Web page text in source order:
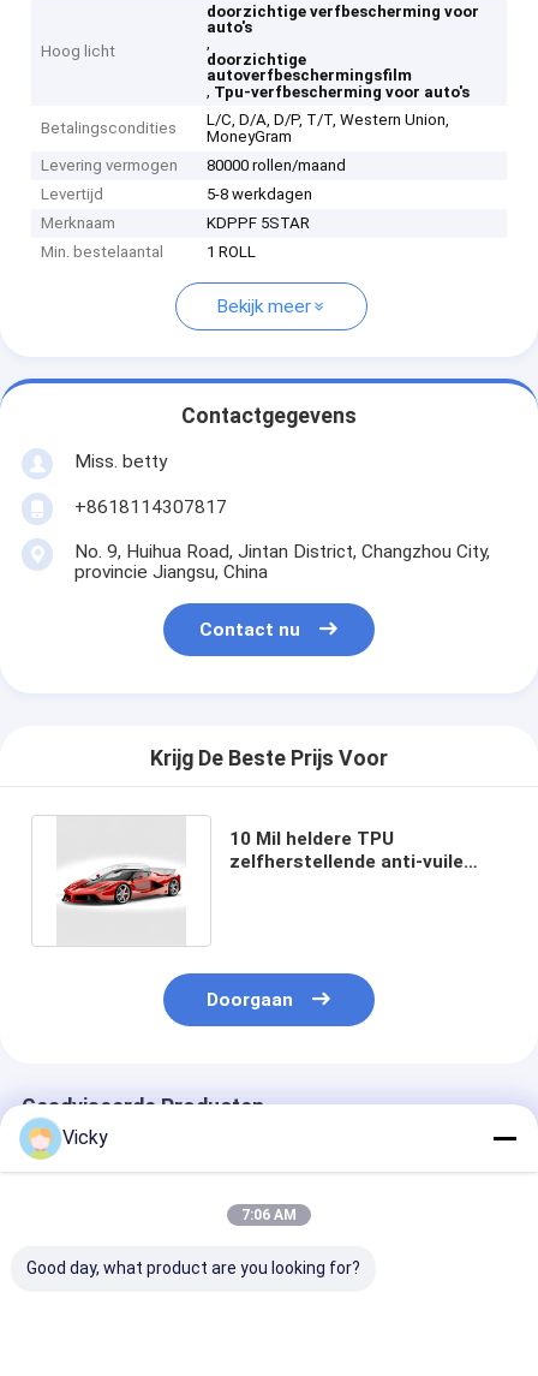
Hoog licht
doorzichtige verfbescherming voor
auto's
,
doorzichtige
autoverfbeschermingsfilm
, Tpu-verfbescherming voor auto's
Betalingscondities
L/C, D/A, D/P, T/T, Western Union,
MoneyGram
Levering vermogen
80000 rollen/maand
Levertijd
5-8 werkdagen
Merknaam
KDPPF 5STAR
Min. bestelaantal
1 ROLL
Bekijk meer
Contactgegevens
Miss. betty
+8618114307817
No. 9, Huihua Road, Jintan District, Changzhou City,
provincie Jiangsu, China
Contact nu
Krijg De Beste Prijs Voor
10 Mil heldere TPU
zelfherstellende anti-vuile
Doorgaan
Geadviseerde Producten
Vicky
7:06 AM
Good day, what product are you looking for?